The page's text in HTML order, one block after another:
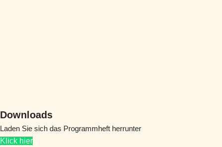
Downloads
Laden Sie sich das Programmheft herrunter
Klick hier